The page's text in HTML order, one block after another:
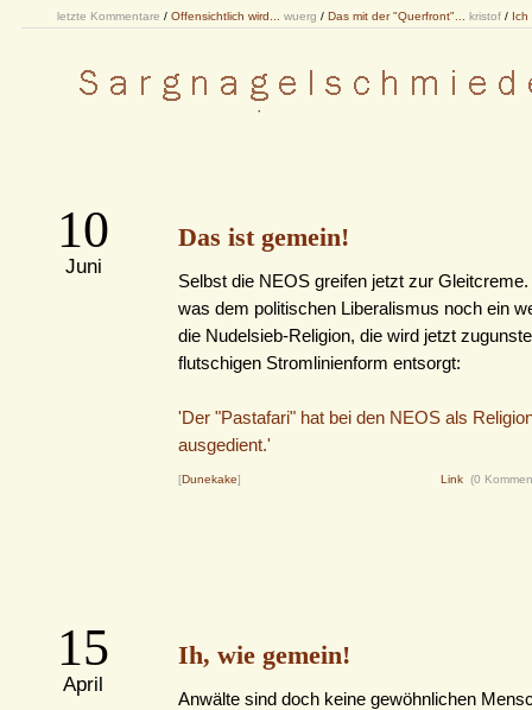
letzte Kommentare / Offensichtlich wird... wuerg / Das mit der "Querfront"... kristof / Ich
10
Juni
Das ist gemein!
Selbst die NEOS greifen jetzt zur
was dem politischen Liberalismus noch ein
die Nudelsieb-Religion, die wird jetzt
flutschigen Stromlinienform entsorgt:
'Der "Pastafari" hat bei den NEOS als
ausgedient.'
[Dunekake] Link (0
15
April
Ih, wie gemein!
Anwälte sind doch keine gewöhnlichen